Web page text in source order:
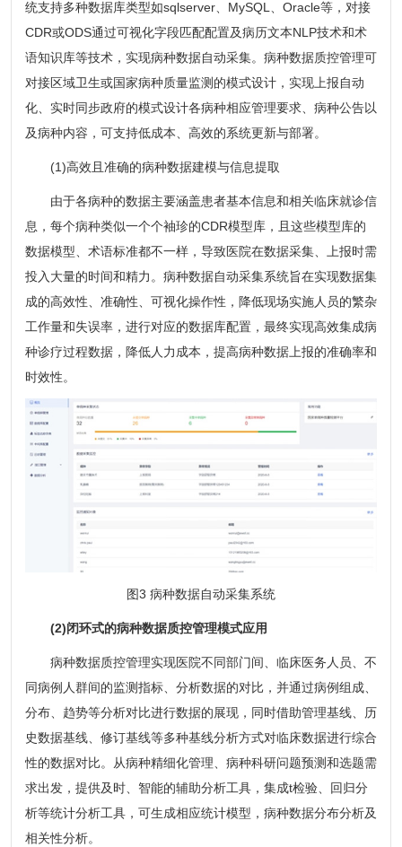
统支持多种数据库类型如sqlserver、MySQL、Oracle等，对接
CDR或ODS通过可视化字段匹配配置及病历文本NLP技术和术
语知识库等技术，实现病种数据自动采集。病种数据质控管理可
对接区域卫生或国家病种质量监测的模式设计，实现上报自动
化、实时同步政府的模式设计各病种相应管理要求、病种公告以
及病种内容，可支持低成本、高效的系统更新与部署。
(1)高效且准确的病种数据建模与信息提取
由于各病种的数据主要涵盖患者基本信息和相关临床就诊信
息，每个病种类似一个个袖珍的CDR模型库，且这些模型库的
数据模型、术语标准都不一样，导致医院在数据采集、上报时需
投入大量的时间和精力。病种数据自动采集系统旨在实现数据集
成的高效性、准确性、可视化操作性，降低现场实施人员的繁杂
工作量和失误率，进行对应的数据库配置，最终实现高效集成病
种诊疗过程数据，降低人力成本，提高病种数据上报的准确率和
时效性。
图3 病种数据自动采集系统
(2)闭环式的病种数据质控管理模式应用
病种数据质控管理实现医院不同部门间、临床医务人员、不
同病例人群间的监测指标、分析数据的对比，并通过病例组成、
分布、趋势等分析对比进行数据的展现，同时借助管理基线、历
史数据基线、修订基线等多种基线分析方式对临床数据进行综合
性的数据对比。从病种精细化管理、病种科研问题预测和选题需
求出发，提供及时、智能的辅助分析工具，集成t检验、回归分
析等统计分析工具，可生成相应统计模型，病种数据分布分析及
相关性分析。